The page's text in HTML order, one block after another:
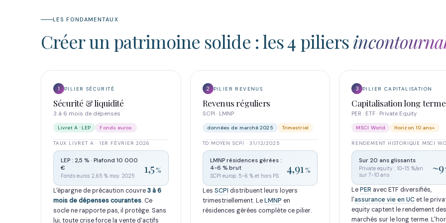
LES FONDAMENTAUX
Créer un patrimoine solide : les 4 piliers
1 PILIER SÉCURITÉ
Sécurité & liquidité
3 à 6 mois de dépenses
Livret A · LEP Fonds euros
TAUX LIVRET A · 1ER FÉVRIER 2026
LEP : 2,5 % · Plafond 10 000
€
Fonds euros 2,65 % moy. 2025
1,5%
L'épargne de précaution couvre3 à 6
mois de dépenses courantes. Ce
socle ne rapporte pas, il protège. Sans
lui, toute crise force la vente d'actifs
2 PILIER REVENUS
Revenus réguliers
SCPI · LMNP
données de marché 2025 Trimestriel
TD MOYEN SCPI · 31/12/2025
LMNP résidences gérées :
4-6 % brut
SCPI europ. 5-6 % et hors PS
4,91 %
Les SCPI distribuent leurs loyers
trimestriellement. LeLMNP en
résidences gérées complète ce pilier.
3 PILIER CAPITALISATION
Capitalisation long terme
PER · ETF · Private Equity
MSCI World Horizon 10 ans+
RENDEMENT HISTORIQUE MSCI
Sur 20 ans glissants
Private equity : 10-15 %/an
sur 7-10 ans
~9
LePER avec ETF diversifiés,
l'assurance vie en UC et le
equity captent le rendement des
marchés sur le long terme.